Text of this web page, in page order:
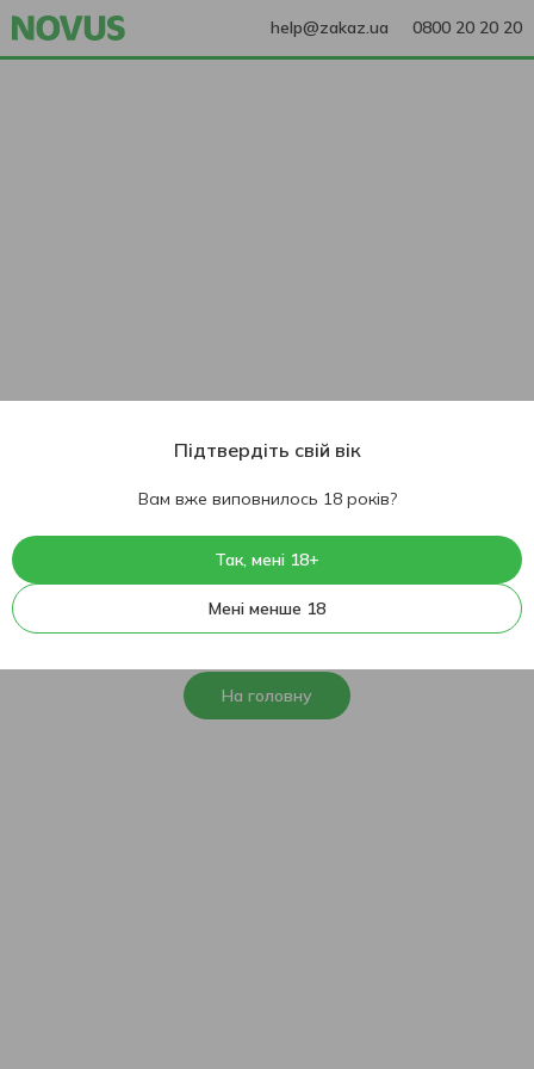
help@zakaz.ua 0800 20 20 20
404
На жаль, ця сторінка не
знайдена
На головну
Підтвердіть свій вік
Вам вже виповнилось 18 років?
Так, мені 18+
Мені менше 18